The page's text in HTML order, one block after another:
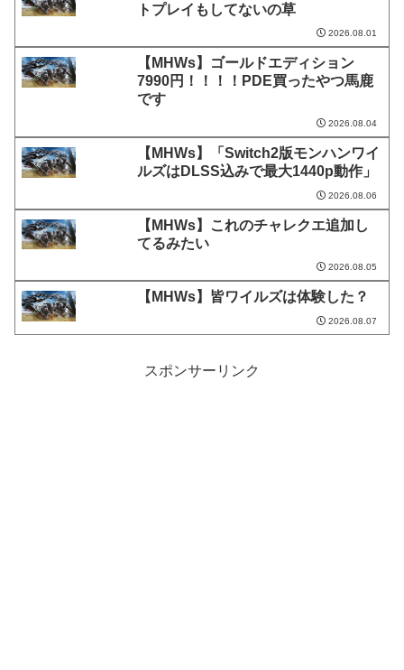
トプレイもしてないの草
2026.08.01
【MHWs】ゴールドエディション
7990円！！！！PDE買ったやつ馬鹿
です
2026.08.04
【MHWs】「Switch2版モンハンワイ
ルズはDLSS込みで最大1440p動作」
2026.08.06
【MHWs】これのチャレクエ追加し
てるみたい
2026.08.05
【MHWs】皆ワイルズは体験した？
2026.08.07
スポンサーリンク